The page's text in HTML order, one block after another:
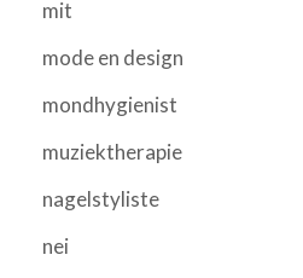
mit
mode en design
mondhygienist
muziektherapie
nagelstyliste
nei